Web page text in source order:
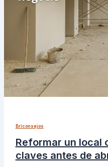
Briconsejos
Reformar un local
claves antes de